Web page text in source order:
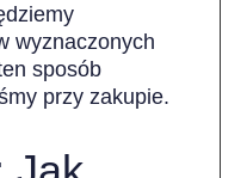
wyznaczonych
sposób
przy zakupie.